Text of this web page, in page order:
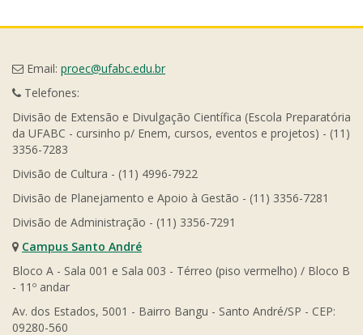
Email: proec@ufabc.edu.br
Telefones:
Divisão de Extensão e Divulgação Científica (Escola Preparatória
da UFABC - cursinho p/ Enem, cursos, eventos e projetos) - (11)
3356-7283
Divisão de Cultura - (11) 4996-7922
Divisão de Planejamento e Apoio à Gestão - (11) 3356-7281
Divisão de Administração - (11) 3356-7291
Campus Santo André
Bloco A - Sala 001 e Sala 003 - Térreo (piso vermelho) / Bloco B
- 11º andar
Av. dos Estados, 5001 - Bairro Bangu - Santo André/SP - CEP:
09280-560